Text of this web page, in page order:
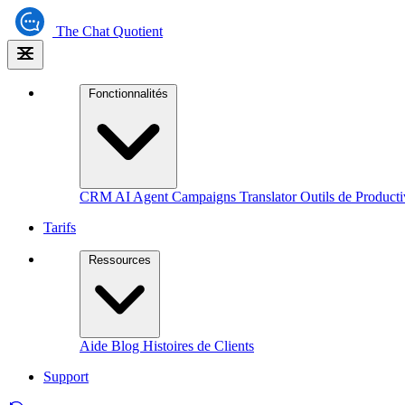
The Chat Quotient
Fonctionnalités
CRM AI Agent Campaigns TranslatorOutils de
Tarifs
Ressources
Aide Blog Histoires de Clients
Support